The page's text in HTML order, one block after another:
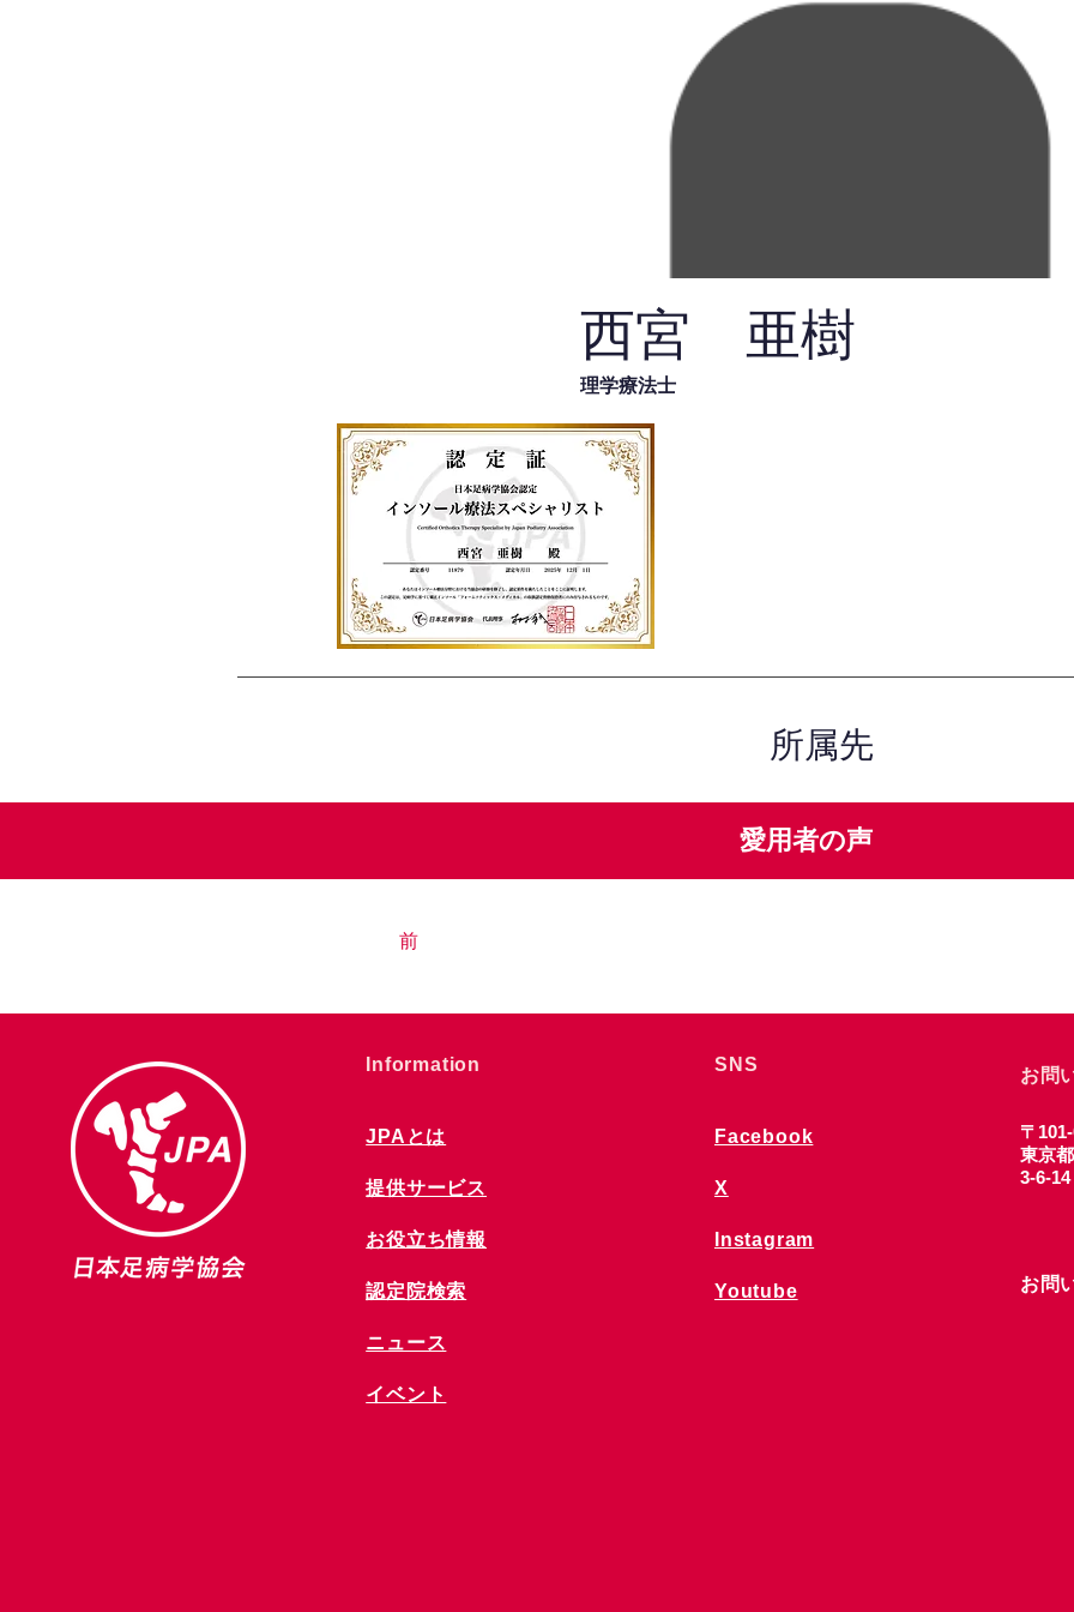
西宮 亜樹
理学療法士
所属先
愛用者の声
前
​Information
JPAとは
提供サービス
お役立ち情報
​認定院検索
ニュース
​イベント
SNS
Facebook
X
Instagram
Youtube
お問
〒
東京
3-6-
お問